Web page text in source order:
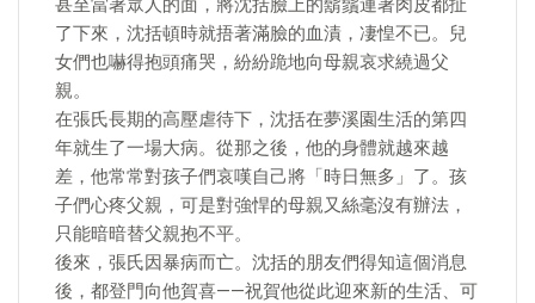
甚至當著眾人的面，將沈括臉上的鬍鬚連著肉皮都扯
了下來，沈括頓時就捂著滿臉的血漬，凄惶不已。兒
女們也嚇得抱頭痛哭，紛紛跪地向母親哀求繞過父
親。
在張氏長期的高壓虐待下，沈括在夢溪園生活的第四
年就生了一場大病。從那之後，他的身體就越來越
差，他常常對孩子們哀嘆自己將「時日無多」了。孩
子們心疼父親，可是對強悍的母親又絲毫沒有辦法，
只能暗暗替父親抱不平。
後來，張氏因暴病而亡。沈括的朋友們得知這個消息
後，都登門向他賀喜——祝賀他從此迎來新的生活、可